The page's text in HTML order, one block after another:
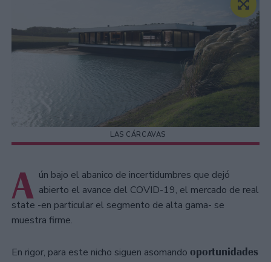
LAS CÁRCAVAS
A ún bajo el abanico de incertidumbres que dejó
abierto el avance del COVID-19, el mercado de real
state -en particular el segmento de alta gama- se
muestra firme.
En rigor, para este nicho siguen asomando oportunidades